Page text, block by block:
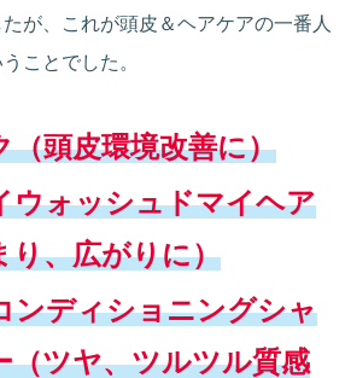
が、これが頭皮＆ヘアケアの一番人
ことでした。
（頭皮環境改善に）
ウォッシュドマイヘア
り、広がりに）
ンディショニングシャ
（ツヤ、ツルツル質感